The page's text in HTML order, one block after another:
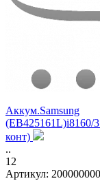
Аккум.Samsung
(EB425161L)i8160/
конт)
..
12
Артикул: